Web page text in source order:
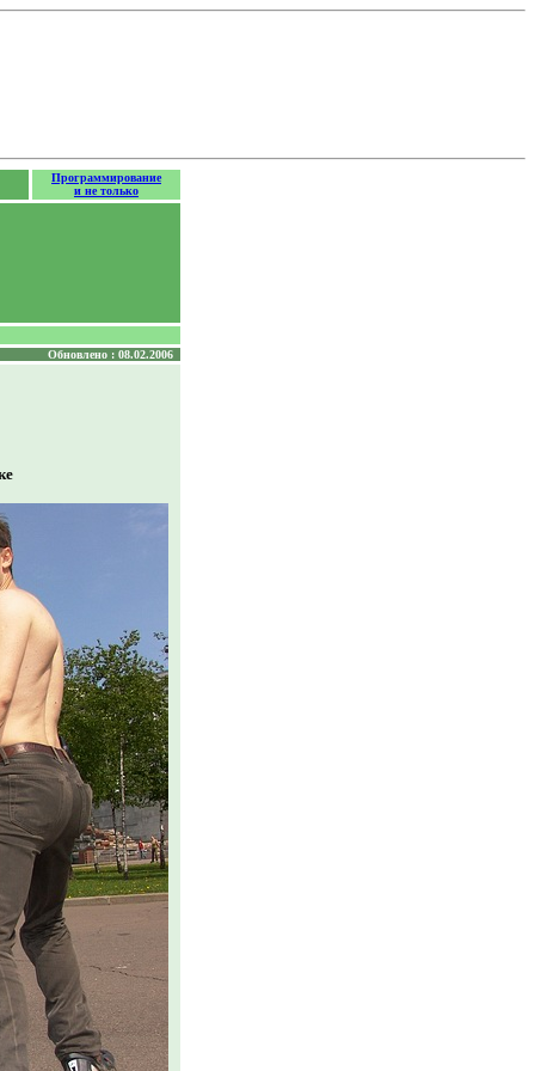
Программирование
и не только
Обновлено : 08.02.2006